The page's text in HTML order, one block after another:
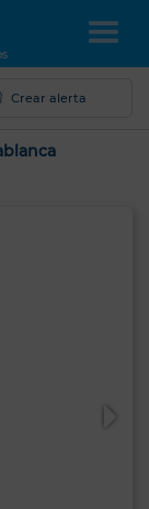
Crear alerta